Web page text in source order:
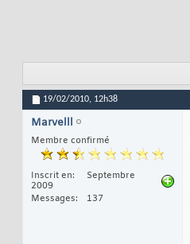
19/02/2010, 12h38
Marvelll
Membre confirmé
Inscrit en
Septembre
2009
Messages
137